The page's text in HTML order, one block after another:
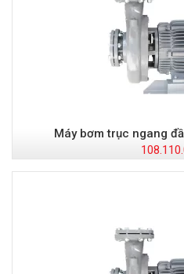
Máy bơm trục ngang